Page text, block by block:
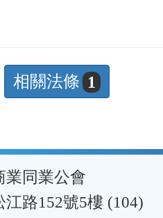
相關法條 1
業同業公會
路152號5樓 (104)